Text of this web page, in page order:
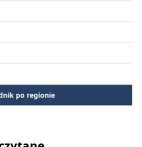
po regionie